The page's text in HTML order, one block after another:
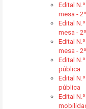
Edital
mesa -
Edital
mesa -
Edital
mesa -
Edital
pública
Edital
pública
Edital